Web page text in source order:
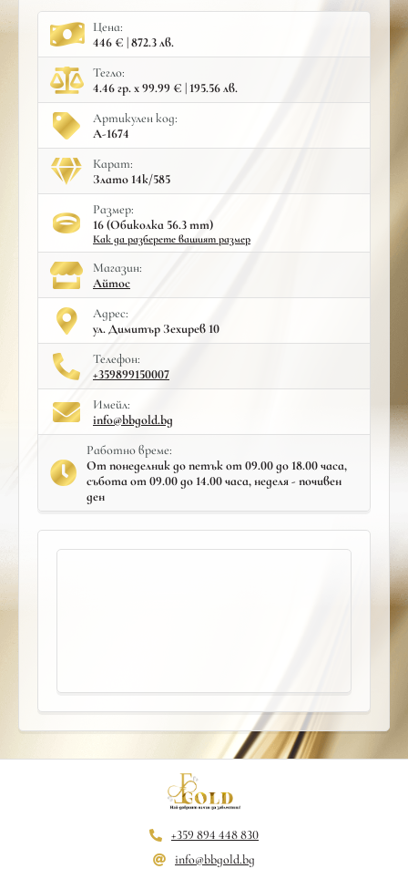
Цена:
446 € | 872.3 лв.
Тегло:
4.46 гр. x 99.99 € | 195.56 лв.
Артикулен код:
A-1674
Карат:
Злато 14к/585
Размер:
16 (Обиколка 56.3 mm)
Как да разберете вашият размер
Mагазин:
Айтос
Адрес:
ул. Димитър Зехирев 10
Телефон:
+359899150007
Имейл:
info@bbgold.bg
Работно време:
От понеделник до петък от 09.00 до 18.00 часа,
събота от 09.00 до 14.00 часа, неделя - почивен
ден
+359 894 448 830
info@bbgold.bg